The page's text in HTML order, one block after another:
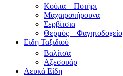
Κούπα – Ποτήρι
Μαχαιροπήρουνα
Σερβίτσια
Θερμός – Φαγητοδοχείο
Είδη Ταξιδιού
Βαλίτσα
Αξεσουάρ
Λευκά Είδη